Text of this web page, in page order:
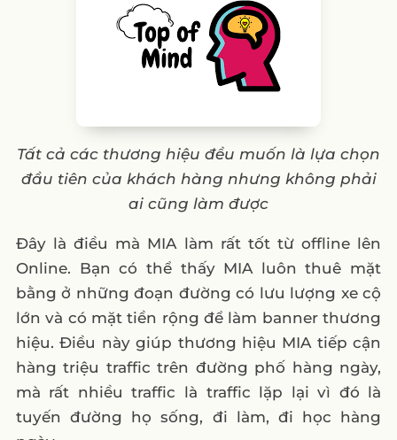
Tất cả các thương hiệu đều muốn là lựa chọn
đầu tiên của khách hàng nhưng không phải
ai cũng làm được
Đây là điều mà MIA làm rất tốt từ offline lên
Online. Bạn có thể thấy MIA luôn thuê mặt
bằng ở những đoạn đường có lưu lượng xe cộ
lớn và có mặt tiền rộng để làm banner thương
hiệu. Điều này giúp thương hiệu MIA tiếp cận
hàng triệu traffic trên đường phố hàng ngày,
mà rất nhiều traffic là traffic lặp lại vì đó là
tuyến đường họ sống, đi làm, đi học hàng